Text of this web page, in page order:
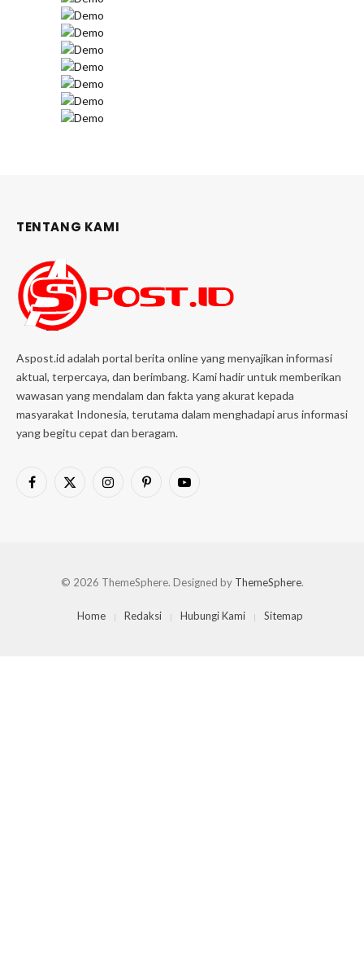
TENTANG KAMI
Aspost.id adalah portal berita online yang menyajikan informasi
aktual, terpercaya, dan berimbang. Kami hadir untuk memberikan
wawasan yang mendalam dan fakta yang akurat kepada
masyarakat Indonesia, terutama dalam menghadapi arus informasi
yang begitu cepat dan beragam.
Facebook
X
InstagramPinterestYouTube
© 2026 ThemeSphere. Designed by ThemeSphere.
Home Redaksi Hubungi Kami Sitemap